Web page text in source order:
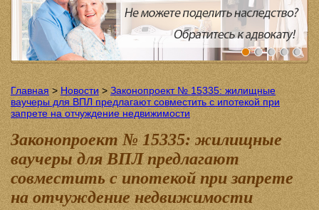
Главная > Новости>Законопроект № 15335: жилищные
ваучеры для ВПЛ предлагают совместить с ипотекой при
запрете на отчуждение недвижимости
Законопроект № 15335: жилищные
ваучеры для ВПЛ предлагают
совместить с ипотекой при запрете
на отчуждение недвижимости